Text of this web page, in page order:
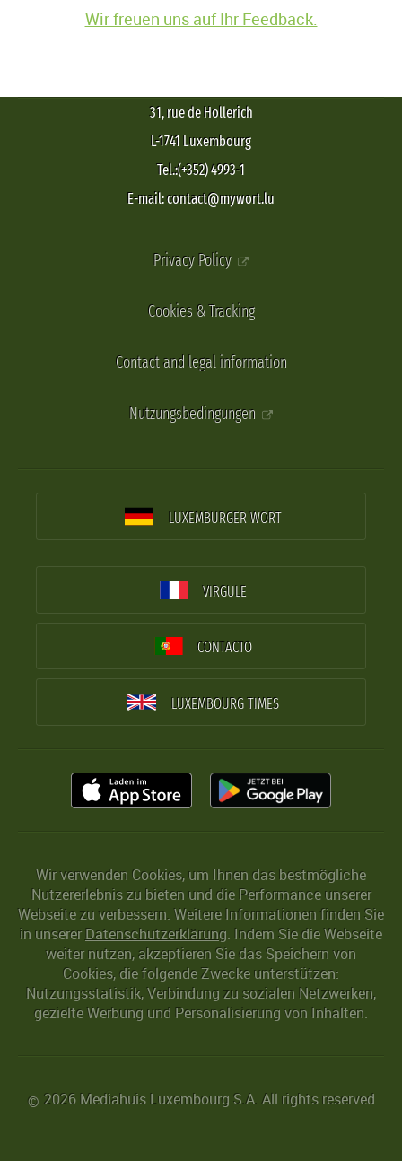
Wir freuen uns auf Ihr Feedback.
31, rue de Hollerich
L-1741 Luxembourg
Tel.:(+352) 4993-1
E-mail: contact@mywort.lu
Privacy Policy
Cookies & Tracking
Contact and legal information
Nutzungsbedingungen
LUXEMBURGER WORT
VIRGULE
CONTACTO
LUXEMBOURG TIMES
Wir verwenden Cookies, um Ihnen das bestmögliche
Nutzererlebnis zu bieten und die Performance unserer
Webseite zu verbessern. Weitere Informationen finden Sie
in unserer Datenschutzerklärung. Indem Sie die Webseite
weiter nutzen, akzeptieren Sie das Speichern von
Cookies, die folgende Zwecke unterstützen:
Nutzungsstatistik, Verbindung zu sozialen Netzwerken,
gezielte Werbung und Personalisierung von Inhalten.
© 2026 Mediahuis Luxembourg S.A. All rights reserved